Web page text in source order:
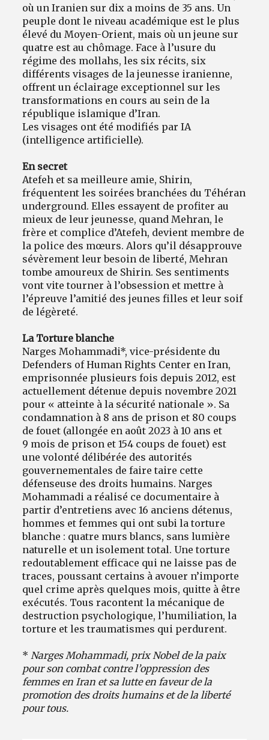
où un Iranien sur dix a moins de 35 ans. Un
peuple dont le niveau académique est le plus
élevé du Moyen-Orient, mais où un jeune sur
quatre est au chômage. Face à l’usure du
régime des mollahs, les six récits, six
différents visages de la jeunesse iranienne,
offrent un éclairage exceptionnel sur les
transformations en cours au sein de la
république islamique d’Iran.
Les visages ont été modifiés par IA
(intelligence artificielle).
En secret
Atefeh et sa meilleure amie, Shirin,
fréquentent les soirées branchées du Téhéran
underground. Elles essayent de profiter au
mieux de leur jeunesse, quand Mehran, le
frère et complice d’Atefeh, devient membre de
la police des mœurs. Alors qu’il désapprouve
sévèrement leur besoin de liberté, Mehran
tombe amoureux de Shirin. Ses sentiments
vont vite tourner à l’obsession et mettre à
l’épreuve l’amitié des jeunes filles et leur soif
de légèreté.
La Torture blanche
Narges Mohammadi*, vice-présidente du
Defenders of Human Rights Center en Iran,
emprisonnée plusieurs fois depuis 2012, est
actuellement détenue depuis novembre 2021
pour « atteinte à la sécurité nationale ». Sa
condamnation à 8 ans de prison et 80 coups
de fouet (allongée en août 2023 à 10 ans et
9 mois de prison et 154 coups de fouet) est
une volonté délibérée des autorités
gouvernementales de faire taire cette
défenseuse des droits humains. Narges
Mohammadi a réalisé ce documentaire à
partir d’entretiens avec 16 anciens détenus,
hommes et femmes qui ont subi la torture
blanche : quatre murs blancs, sans lumière
naturelle et un isolement total. Une torture
redoutablement efficace qui ne laisse pas de
traces, poussant certains à avouer n’importe
quel crime après quelques mois, quitte à être
exécutés. Tous racontent la mécanique de
destruction psychologique, l’humiliation, la
torture et les traumatismes qui perdurent.
* Narges Mohammadi, prix Nobel de la paix
pour son combat contre l’oppression des
femmes en Iran et sa lutte en faveur de la
promotion des droits humains et de la liberté
pour tous.